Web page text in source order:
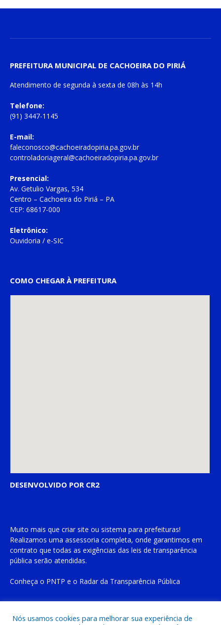
PREFEITURA MUNICIPAL DE CACHOEIRA DO PIRIÁ
Atendimento de segunda à sexta de 08h às 14h
Telefone:
(91) 3447-1145
E-mail:
faleconosco@cachoeiradopiria.pa.gov.br
controladoriageral@cachoeiradopiria.pa.gov.br
Presencial:
Av. Getulio Vargas, 534
Centro – Cachoeira do Piriá – PA
CEP: 68617-000
Eletrônico:
Ouvidoria / e-SIC
COMO CHEGAR À PREFEITURA
DESENVOLVIDO POR CR2
Muito mais que criar site ou sistema para prefeituras!
Realizamos uma assessoria completa, onde garantimos em
contrato que todas as exigências das leis de transparência
pública serão atendidas.
Conheça o PNTP e o Radar da Transparência Pública
Nós usamos cookies para melhorar sua experiência de